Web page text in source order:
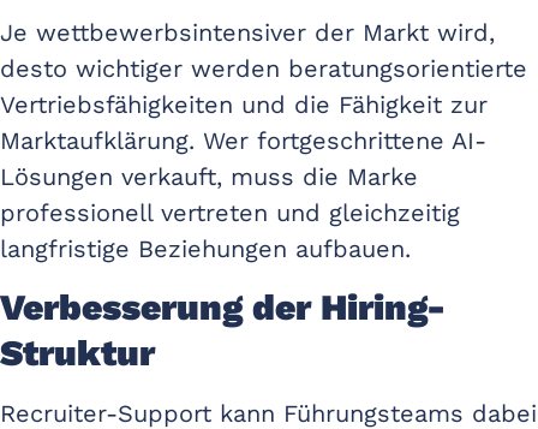
Je wettbewerbsintensiver der Markt wird,
desto wichtiger werden beratungsorientierte
Vertriebsfähigkeiten und die Fähigkeit zur
Marktaufklärung. Wer fortgeschrittene AI-
Lösungen verkauft, muss die Marke
professionell vertreten und gleichzeitig
langfristige Beziehungen aufbauen.
Verbesserung der Hiring-
Struktur
Recruiter-Support kann Führungsteams dabei